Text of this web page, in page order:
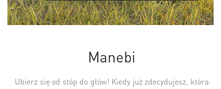
Manebi
Ubierz się od stóp do głów! Kiedy już zdecydujesz, która